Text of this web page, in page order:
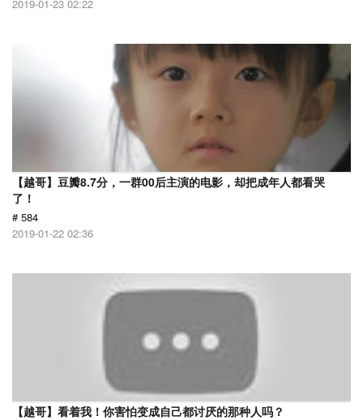
2019-01-23 02:22
【越哥】豆瓣8.7分，一群00后主演的电影，却把成年人都看哭
了！
# 584
2019-01-22 02:36
【越哥】看着我！你害怕变成自己都讨厌的那种人吗？